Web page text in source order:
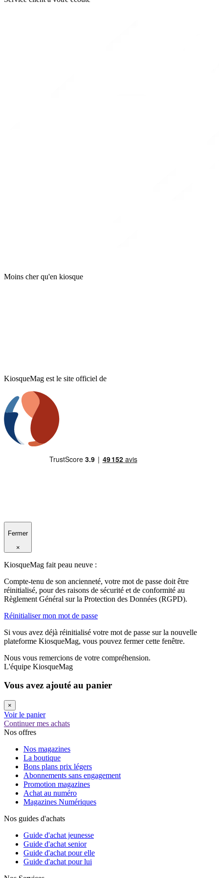
Moins cher qu'en kiosque
KiosqueMag est le site officiel de
Fermer
×
KiosqueMag fait peau neuve :
Compte-tenu de son ancienneté, votre mot de passe doit être
réinitialisé, pour des raisons de sécurité et de conformité au
Règlement Général sur la Protection des Données (RGPD).
Réinitialiser mon mot de passe
Si vous avez déjà réinitialisé votre mot de passe sur la nouvelle
plateforme KiosqueMag, vous pouvez fermer cette fenêtre.
Nous vous remercions de votre compréhension.
L'équipe KiosqueMag
Vous avez ajouté au panier
×
Voir le panier
Continuer mes achats
Nos offres
Nos magazines
La boutique
Bons plans prix légers
Abonnements sans engagement
Promotion magazines
Achat au numéro
Magazines Numériques
Nos guides d'achats
Guide d'achat jeunesse
Guide d'achat senior
Guide d'achat pour elle
Guide d'achat pour lui